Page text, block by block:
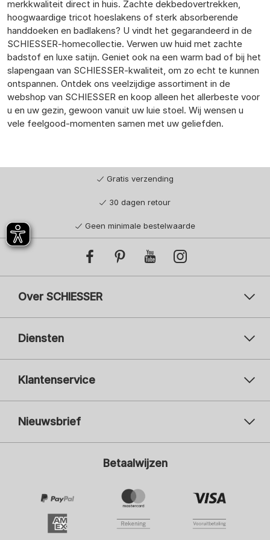
merkkwaliteit direct in huis. Zachte dekbedovertrekken,
hoogwaardige tricot hoeslakens of sterk absorberende
handdoeken en badlakens? U vindt het gegarandeerd in de
SCHIESSER-homecollectie. Verwen uw huid met zachte
badstof en luxe satijn. Geniet ook na een warm bad of bij het
slapengaan van SCHIESSER-kwaliteit, om zo echt te kunnen
ontspannen. Ontdek ons veelzijdige assortiment in de
webshop van SCHIESSER en koop alleen het allerbeste voor
u en uw gezin, gewoon vanuit uw luie stoel. Wij wensen u
vele feelgood-momenten samen met uw geliefden.
Gratis verzending
30 dagen retour
Geen minimale bestelwaarde
Over SCHIESSER
Diensten
Klantenservice
Nieuwsbrief
Ik ben geïnteresseerd in:
Herenmode
ADIDAS
Betaalwijzen